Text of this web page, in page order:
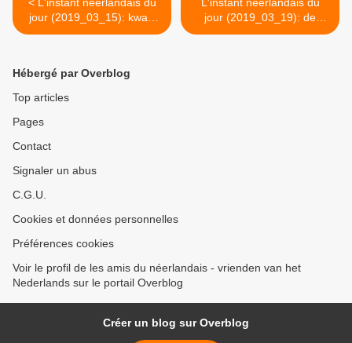
jour (2019_03_15): kwart
voor vier
jour (2019_03_19): de
schietpartij >
Hébergé par Overblog
Top articles
Pages
Contact
Signaler un abus
C.G.U.
Cookies et données personnelles
Préférences cookies
Voir le profil de les amis du néerlandais - vrienden van het
Nederlands sur le portail Overblog
Créer un blog sur Overblog